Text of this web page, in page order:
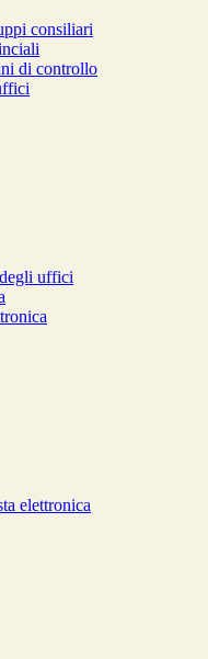
consiliari
di controllo
uffici
elettronica